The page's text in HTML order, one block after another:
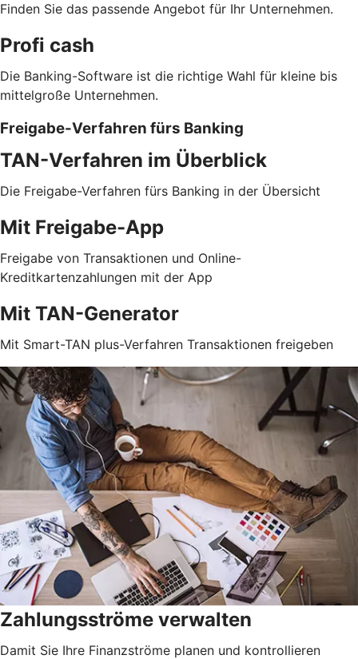
Finden Sie das passende Angebot für Ihr Unternehmen.
Profi cash
Die Banking-Software ist die richtige Wahl für kleine bis
mittelgroße Unternehmen.
Freigabe-Verfahren fürs Banking
TAN-Verfahren im Überblick
Die Freigabe-Verfahren fürs Banking in der Übersicht
Mit Freigabe-App
Freigabe von Transaktionen und Online-
Kreditkartenzahlungen mit der App
Mit TAN-Generator
Mit Smart-TAN plus-Verfahren Transaktionen freigeben
Zahlungsströme verwalten
Damit Sie Ihre Finanzströme planen und kontrollieren